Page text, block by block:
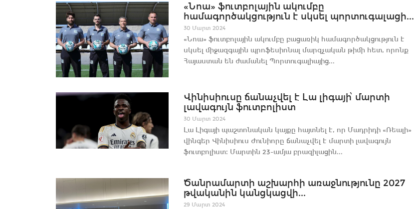
«Նոա» ֆուտբոլային ակումբը
համագործակցություն է սկսել պորտուգալացի...
30 Մարտ 2024
«Նոա» ֆուտբոլային ակումբը բացառիկ համագործակցություն է
սկսել միջազգային պրոֆեսիոնալ մարզչական թիմի հետ, որոնք
Հայաստան են ժամանել Պորտուգալիայից...
Վինիսիուսը ճանաչվել է Լա լիգայի՝ մարտի
լավագույն ֆուտբոլիստ
30 Մարտ 2024
Լա Լիգայի պաշտոնական կայքը հայտնել է, որ Մադրիդի «Ռեալի»
վինգեր Վինիսիուս Ժունիորը ճանաչվել է մարտի լավագույն
ֆուտբոլիստ։ Մարտին 23-ամյա բրազիլացին...
Ծանրամարտի աշխարհի առաջնությունը 2027
թվականին կանցկացվի...
29 Մարտ 2024